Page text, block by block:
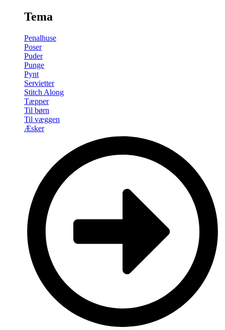
Tema
Penalhuse
Poser
Puder
Punge
Pynt
Servietter
Stitch Along
Tæpper
Til børn
Til væggen
Æsker